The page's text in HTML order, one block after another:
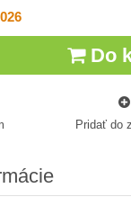
Do
Pridať do